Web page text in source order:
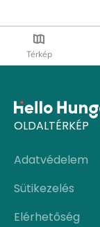
Térkép
OLDALTÉRKÉP
Adatvédelem
Sütikezelés
Elérhetőség